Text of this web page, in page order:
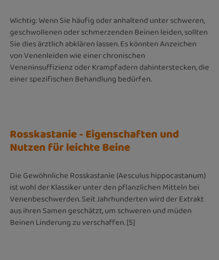
Wichtig: Wenn Sie häufig oder anhaltend unter schweren,
geschwollenen oder schmerzenden Beinen leiden, sollten
Sie dies ärztlich abklären lassen. Es könnten Anzeichen
von Venenleiden wie einer chronischen
Veneninsuffizienz oder Krampfadern dahinterstecken, die
einer spezifischen Behandlung bedürfen.
Rosskastanie - Eigenschaften und
Nutzen für leichte Beine
Die Gewöhnliche Rosskastanie (Aesculus hippocastanum)
ist wohl der Klassiker unter den pflanzlichen Mitteln bei
Venenbeschwerden. Seit Jahrhunderten wird der Extrakt
aus ihren Samen geschätzt, um schweren und müden
Beinen Linderung zu verschaffen. [5]